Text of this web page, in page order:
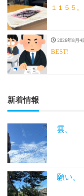
１１５５。
2026年8月4
BEST!
新着情報
雲。
願い。